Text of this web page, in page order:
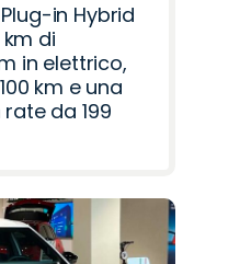
in Hybrid
di
in elettrico,
km e una
da 199